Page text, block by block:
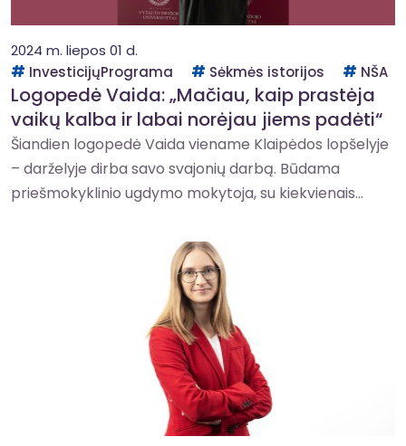
2024 m. liepos 01 d.
InvesticijųPrograma
Sėkmės istorijos NŠA
Logopedė Vaida: „Mačiau, kaip prastėja
vaikų kalba ir labai norėjau jiems padėti“
Šiandien logopedė Vaida viename Klaipėdos lopšelyje
– darželyje dirba savo svajonių darbą. Būdama
priešmokyklinio ugdymo mokytoja, su kiekvienais...